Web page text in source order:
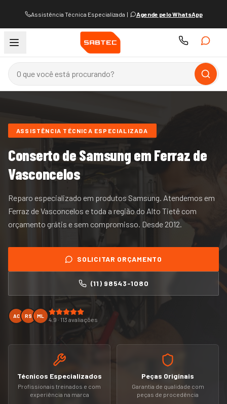
Assistência Técnica Especializada | Agende pelo WhatsApp
ASSISTÊNCIA TÉCNICA ESPECIALIZADA
Conserto deSamsungem Ferraz de
Vasconcelos
Reparo especializado em produtos Samsung. Atendemos em
Ferraz de Vasconcelos etoda a região do Alto Tietêcom
orçamento grátis e sem compromisso. Desde 2012.
SOLICITAR ORÇAMENTO
(11) 98543-1080
AC RS ML
4.9 · 113 avaliações
Técnicos Especializados
Profissionais treinados e com
experiência na marca
Peças Originais
Garantia de qualidade com
peças de procedência